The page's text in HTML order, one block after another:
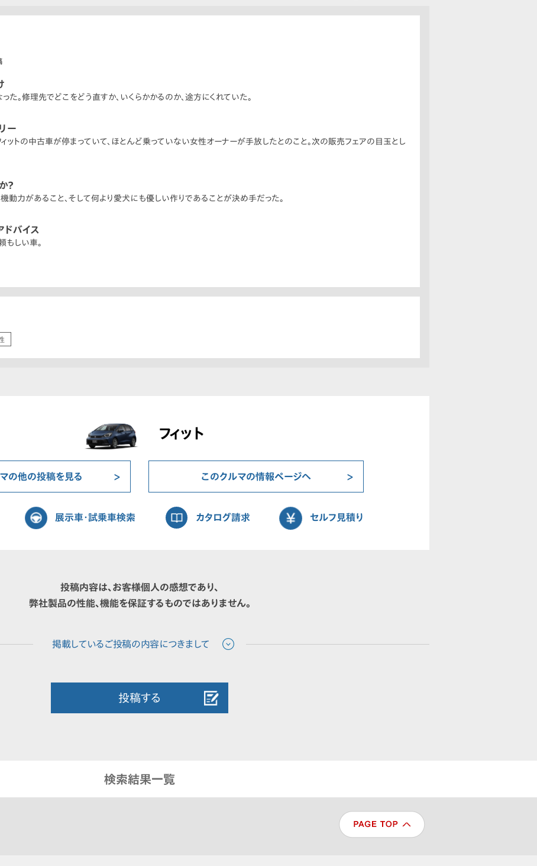
。修理先でどこをどう直すか、いくらかかるのか、途方にくれていた。
ー
ットの中古車が停まっていて、ほとんど乗っていない女性オーナーが手放したとのこと。次の販売フェアの目玉とし
？
動力があること、そして何より愛犬にも優しい作りであることが決め手だった。
ドバイス
もしい車。
フィット
の他の投稿を見る このクルマの情報ページへ
展示車・試乗車検索 カタログ請求 セルフ見積り
投稿内容は、お客様個人の感想であり、
弊社製品の性能、機能を保証するものではありません。
投稿する
検索結果一覧